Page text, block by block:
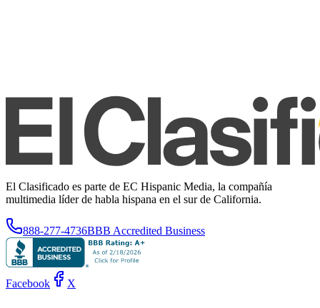
El Clasificado es parte de EC Hispanic Media, la compañía
multimedia líder de habla hispana en el sur de California.
888-277-4736BBB Accredited Business
Facebook X